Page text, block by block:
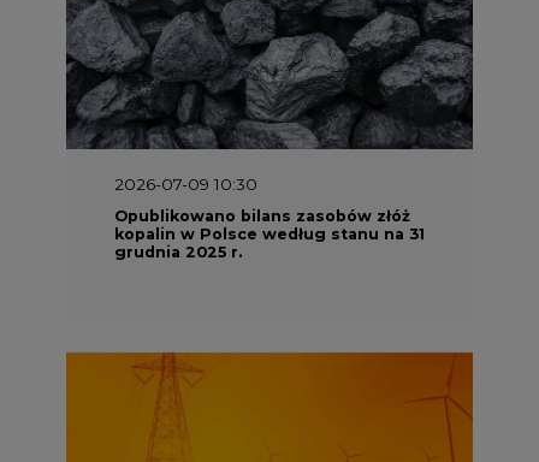
2026-07-09 10:30
Opublikowano bilans zasobów złóż
kopalin w Polsce według stanu na 31
grudnia 2025 r.